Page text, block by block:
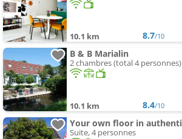
10.1 km 8.7/10
B & B Marialin
2 chambres (total 4 personnes)
10.1 km 8.4/10
Suite, 4 personnes